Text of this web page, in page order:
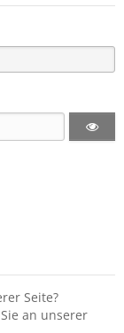
Seite?
an unserer